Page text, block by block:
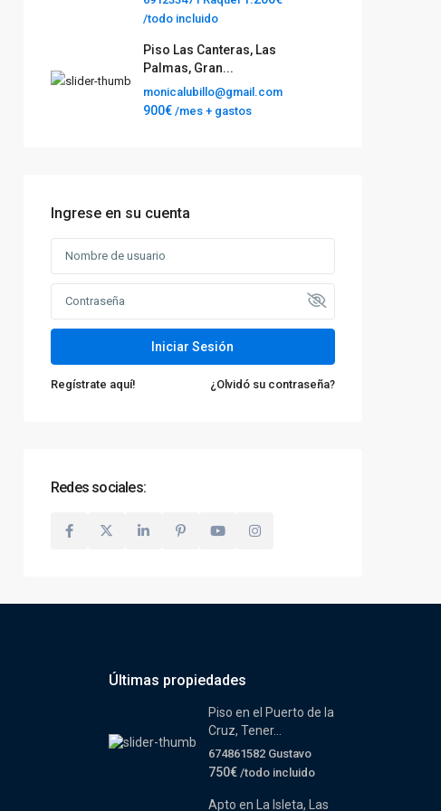
/todo incluido
Piso Las Canteras, Las
Palmas, Gran...
monicalubillo@gmail.com
900€ /mes + gastos
Ingrese en su cuenta
Iniciar Sesión
Regístrate aquí! ¿Olvidó su contraseña?
Redes sociales:
Últimas propiedades
Piso en el Puerto de la
Cruz, Tener...
674861582 Gustavo
750€ /todo incluido
Apto en La Isleta, Las